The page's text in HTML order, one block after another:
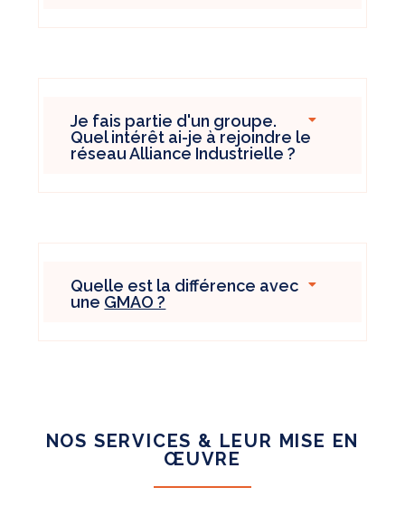
Je fais partie d'un groupe.
Quel intérêt ai-je à rejoindre le
réseau Alliance Industrielle ?
Quelle est la différence avec
une GMAO ?
NOS SERVICES & LEUR MISE EN
ŒUVRE